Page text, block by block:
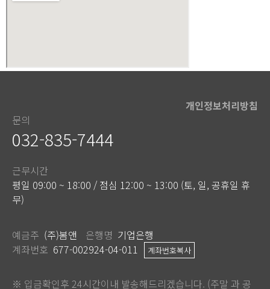
개인정보처리방침
문의
032-835-7444
근무시간
평일 09:00 ~ 18:00 / 점심 12:00 ~ 13:00 (토, 일, 공휴일 휴
무)
예금주 (주)봄앤 은행명 기업은행
계좌번호 677-002924-04-011 계좌번호복사
※ 입금확인후 24시간이내 발송해드리겠습니다. (주말 과 공